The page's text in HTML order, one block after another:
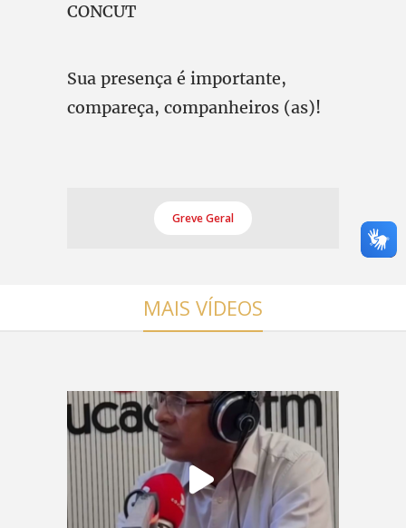
CONCUT
Sua presença é importante,
compareça, companheiros (as)!
Greve Geral
MAIS VÍDEOS